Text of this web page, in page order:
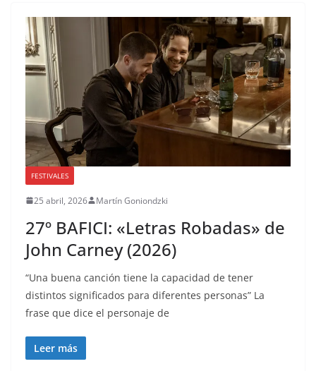
FESTIVALES
25 abril, 2026 Martín Goniondzki
27º BAFICI: «Letras Robadas» de
John Carney (2026)
“Una buena canción tiene la capacidad de tener
distintos significados para diferentes personas” La
frase que dice el personaje de
Leer más